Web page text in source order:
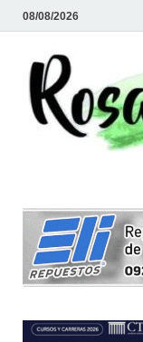
08/08/2026